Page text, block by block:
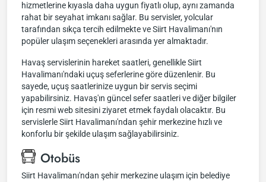
hizmetlerine kıyasla daha uygun fiyatlı olup, aynı zamanda
rahat bir seyahat imkanı sağlar. Bu servisler, yolcular
tarafından sıkça tercih edilmekte ve Siirt Havalimanı'nın
popüler ulaşım seçenekleri arasında yer almaktadır.
Havaş servislerinin hareket saatleri, genellikle Siirt
Havalimanı'ndaki uçuş seferlerine göre düzenlenir. Bu
sayede, uçuş saatlerinize uygun bir servis seçimi
yapabilirsiniz. Havaş'ın güncel sefer saatleri ve diğer bilgiler
için resmi web sitesini ziyaret etmek faydalı olacaktır. Bu
servislerle Siirt Havalimanı'ndan şehir merkezine hızlı ve
konforlu bir şekilde ulaşım sağlayabilirsiniz.
Otobüs
Siirt Havalimanı'ndan şehir merkezine ulaşım için belediye